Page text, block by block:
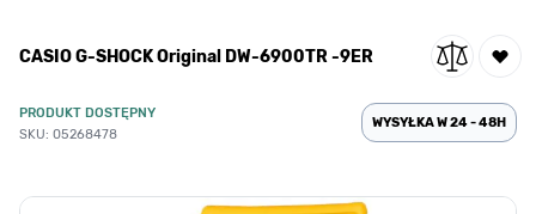
/ CASIO G-SHOCK Original DW-6900TR -9ER
CASIO G-SHOCK Original DW-6900TR -9ER
PRODUKT DOSTĘPNY
SKU: 05268478
WYSYŁKA W 24 - 48H